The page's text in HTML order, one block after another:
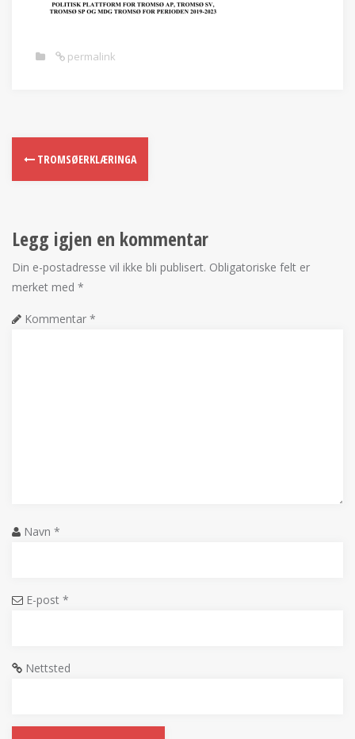
permalink
TROMSØERKLÆRINGA
Legg igjen en kommentar
Din e-postadresse vil ikke bli publisert. Obligatoriske felt er
merket med *
Kommentar *
Navn *
E-post *
Nettsted